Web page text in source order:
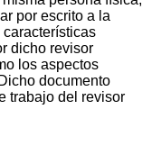
por escrito a la
dicho revisor
los aspectos
documento
trabajo del revisor